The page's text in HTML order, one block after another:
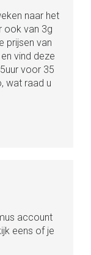
naar het
ook van 3g
prijsen van
vind deze
voor 35
wat raad u
account
eens of je